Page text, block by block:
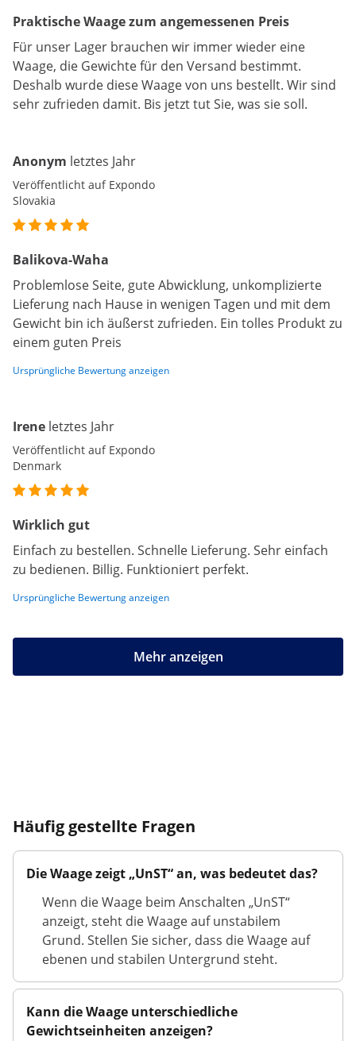
Praktische Waage zum angemessenen Preis
Für unser Lager brauchen wir immer wieder eine
Waage, die Gewichte für den Versand bestimmt.
Deshalb wurde diese Waage von uns bestellt. Wir sind
sehr zufrieden damit. Bis jetzt tut Sie, was sie soll.
Anonym letztes Jahr
Veröffentlicht auf Expondo
Slovakia
Balikova-Waha
Problemlose Seite, gute Abwicklung, unkomplizierte
Lieferung nach Hause in wenigen Tagen und mit dem
Gewicht bin ich äußerst zufrieden. Ein tolles Produkt zu
einem guten Preis
Ursprüngliche Bewertung anzeigen
Irene letztes Jahr
Veröffentlicht auf Expondo
Denmark
Wirklich gut
Einfach zu bestellen. Schnelle Lieferung. Sehr einfach
zu bedienen. Billig. Funktioniert perfekt.
Ursprüngliche Bewertung anzeigen
Mehr anzeigen
Häufig gestellte Fragen
Die Waage zeigt „UnST“ an, was bedeutet das?
Wenn die Waage beim Anschalten „UnST“
anzeigt, steht die Waage auf unstabilem
Grund. Stellen Sie sicher, dass die Waage auf
ebenen und stabilen Untergrund steht.
Kann die Waage unterschiedliche
Gewichtseinheiten anzeigen?